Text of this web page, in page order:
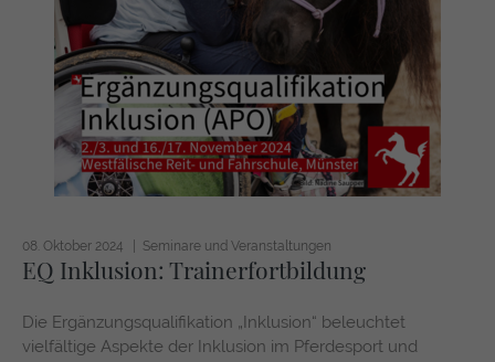
08. Oktober 2024 Seminare und Veranstaltungen
EQ Inklusion: Trainerfortbildung
Die Ergänzungsqualifikation „Inklusion“ beleuchtet
vielfältige Aspekte der Inklusion im Pferdesport und